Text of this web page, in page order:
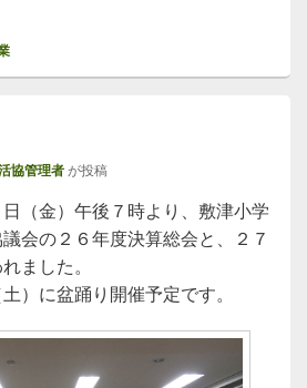
協管理者が投稿
（金）午後７時より、敷津小学
会の２６年度決算総会と、２７
ました。
）に盆踊り開催予定です。